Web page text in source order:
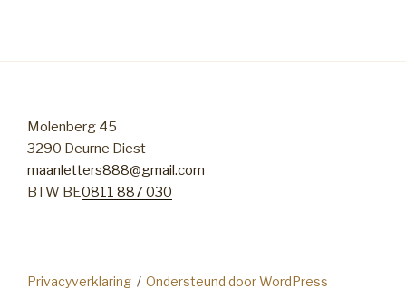
Molenberg 45
3290 Deurne Diest
maanletters888@gmail.com
BTW BE0811 887 030
Privacyverklaring Ondersteund door WordPress